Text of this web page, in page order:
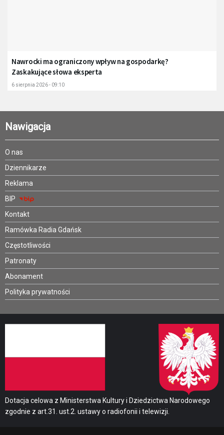
Nawrocki ma ograniczony wpływ na gospodarkę?
Zaskakujące słowa eksperta
6 sierpnia 2026 - 09:10
Nawigacja
O nas
Dziennikarze
Reklama
BIP
Kontakt
Ramówka Radia Gdańsk
Częstotliwości
Patronaty
Abonament
Polityka prywatności
Dotacja celowa z Ministerstwa Kultury i Dziedzictwa Narodowego
zgodnie z art.31. ust.2. ustawy o radiofonii i telewizji.